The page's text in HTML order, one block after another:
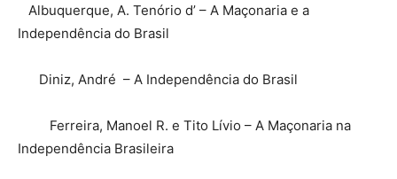
Albuquerque, A. Tenório d’ – A Maçonaria e a
Independência do Brasil
Diniz, André – A Independência do Brasil
Ferreira, Manoel R. e Tito Lívio – A Maçonaria na
Independência Brasileira